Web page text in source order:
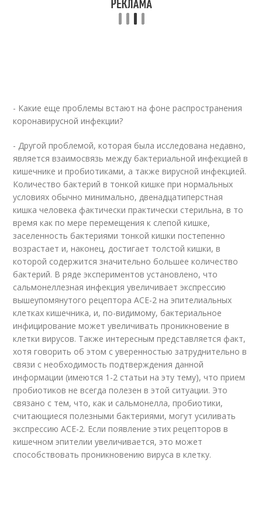
- Какие еще проблемы встают на фоне распространения
коронавирусной инфекции?
- Другой проблемой, которая была исследована недавно,
является взаимосвязь между бактериальной инфекцией в
кишечнике и пробиотиками, а также вирусной инфекцией.
Количество бактерий в тонкой кишке при нормальных
условиях обычно минимально, двенадцатиперстная
кишка человека фактически практически стерильна, в то
время как по мере перемещения к слепой кишке,
заселенность бактериями тонкой кишки постепенно
возрастает и, наконец, достигает толстой кишки, в
которой содержится значительно большее количество
бактерий. В ряде экспериментов установлено, что
сальмонеллезная инфекция увеличивает экспрессию
вышеупомянутого рецептора ACE-2 на эпителиальных
клетках кишечника, и, по-видимому, бактериальное
инфицирование может увеличивать проникновение в
клетки вирусов. Также интересным представляется факт,
хотя говорить об этом с уверенностью затруднительно в
связи с необходимость подтверждения данной
информации (имеются 1-2 статьи на эту тему), что прием
пробиотиков не всегда полезен в этой ситуации. Это
связано с тем, что, как и сальмонелла, пробиотики,
считающиеся полезными бактериями, могут усиливать
экспрессию АCE-2. Если появление этих рецепторов в
кишечном эпителии увеличивается, это может
способствовать проникновению вируса в клетку.